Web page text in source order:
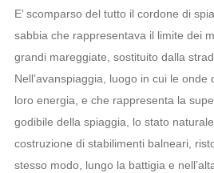
E’ scomparso del tutto il cordone di
sabbia che rappresentava il limite dei
grandi mareggiate, sostituito dalla
Nell’avanspiaggia, luogo in cui le
loro energia, e che rappresenta la
godibile della spiaggia, lo stato
costruzione di stabilimenti balneari,
stesso modo, lungo la battigia e